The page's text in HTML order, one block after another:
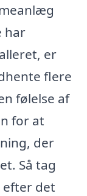
har
er
flere
følelse af
for at
der
Så tag
efter det